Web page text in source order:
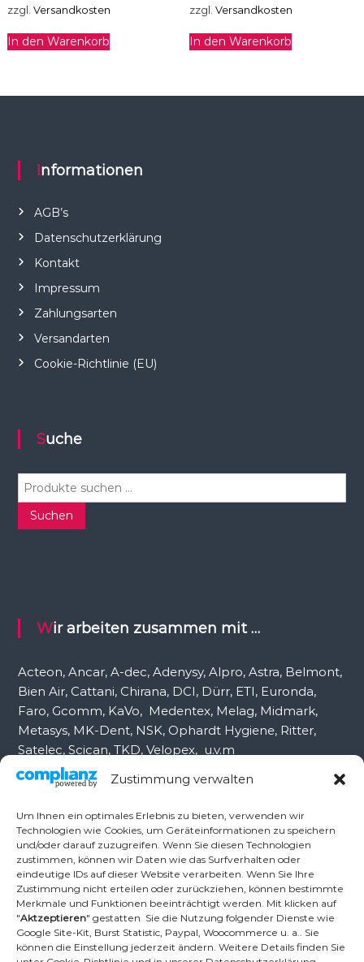
Zustimmung verwalten
Um Ihnen ein optimales Erlebnis zu bieten, verwenden wir
Technologien wie Cookies, um Geräteinformationen zu speichern
und/oder darauf zuzugreifen. Wenn Sie diesen Technologien
zustimmen, können wir Daten wie das Surfverhalten oder
eindeutige IDs auf dieser Website verarbeiten. Wenn Sie Ihre
Zustimmung nicht erteilen oder zurückziehen, können bestimmte
Merkmale und Funktionen beeinträchtigt werden. Mit klicken auf
"Aktzeptieren" gestatten Sie die Nutzung folgender Dienste wie
Google Site-Kit, Burst Statistic, Paypal, Woocommerce u. a.. Sie
können die Einstellung jederzeit ändern. Weitere Details finden Sie
zzgl. Versandkosten
In den Warenkorb
zzgl. Versandkosten
In den Warenkorb
Informationen
AGB’s
Datenschutzerklärung
Kontakt
Impressum
Zahlungsarten
Versandarten
Cookie-Richtlinie (EU)
Suche
h
c
Suchen
Wir arbeiten zusammen mit …
Acteon, Ancar, A-dec, Adenysy, Alpro, Astra, Belmont,
Bien Air, Cattani, Chirana, DCI, Dürr, ETI, Euronda,
Faro, Gcomm, KaVo, Medentex, Melag, Midmark,
Metasys, MK-Dent, NSK, Ophardt Hygiene, Ritter,
Satelec, Scican, TKD, Velopex, u.v.m
Ambident GmbH
Dental Geräte Handel und Service
Neumannstr. 3B
13189 Berlin